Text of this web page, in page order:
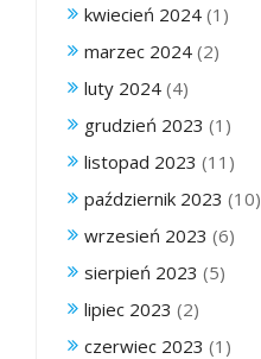
kwiecień 2024 (1)
marzec 2024 (2)
luty 2024 (4)
grudzień 2023 (1)
listopad 2023 (11)
październik 2023 (10)
wrzesień 2023 (6)
sierpień 2023 (5)
lipiec 2023 (2)
czerwiec 2023 (1)